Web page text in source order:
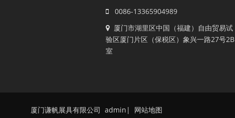
0086-13365904989
厦门市湖里区中国（福建）自由贸易试
验区厦门片区（保税区）象兴一路27号2B
室
厦门谦帆展具有限公司 admin | 网站地图